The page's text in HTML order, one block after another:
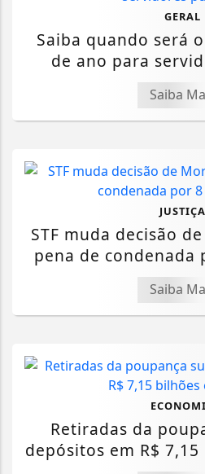
GERAL
Saiba quando será
de ano para
Saiba
JUSTIÇA
STF muda decisão
pena de condenada
Saiba
Retiradas da
depósitos em R$